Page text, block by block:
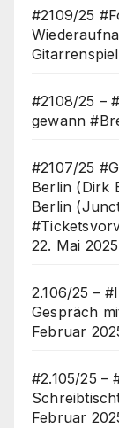
#2109/25
Gitarrenspiel
#2108/25 –
gewann
#2107/25
Berlin (Dirk
Berlin
22. Mai 2025
2.106/25 –
Gespräch
Februar
#2.105/25 –
Februar